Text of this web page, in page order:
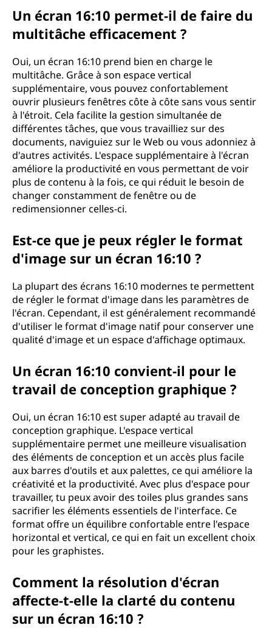
Un écran 16:10 permet-il de faire du
multitâche efficacement ?
Oui, un écran 16:10 prend bien en charge le
multitâche. Grâce à son espace vertical
supplémentaire, vous pouvez confortablement
ouvrir plusieurs fenêtres côte à côte sans vous sentir
à l'étroit. Cela facilite la gestion simultanée de
différentes tâches, que vous travailliez sur des
documents, naviguiez sur le Web ou vous adonniez à
d'autres activités. L'espace supplémentaire à l'écran
améliore la productivité en vous permettant de voir
plus de contenu à la fois, ce qui réduit le besoin de
changer constamment de fenêtre ou de
redimensionner celles-ci.
Est-ce que je peux régler le format
d'image sur un écran 16:10 ?
La plupart des écrans 16:10 modernes te permettent
de régler le format d'image dans les paramètres de
l'écran. Cependant, il est généralement recommandé
d'utiliser le format d'image natif pour conserver une
qualité d'image et un espace d'affichage optimaux.
Un écran 16:10 convient-il pour le
travail de conception graphique ?
Oui, un écran 16:10 est super adapté au travail de
conception graphique. L'espace vertical
supplémentaire permet une meilleure visualisation
des éléments de conception et un accès plus facile
aux barres d'outils et aux palettes, ce qui améliore la
créativité et la productivité. Avec plus d'espace pour
travailler, tu peux avoir des toiles plus grandes sans
sacrifier les éléments essentiels de l'interface. Ce
format offre un équilibre confortable entre l'espace
horizontal et vertical, ce qui en fait un excellent choix
pour les graphistes.
Comment la résolution d'écran
affecte-t-elle la clarté du contenu
sur un écran 16:10 ?